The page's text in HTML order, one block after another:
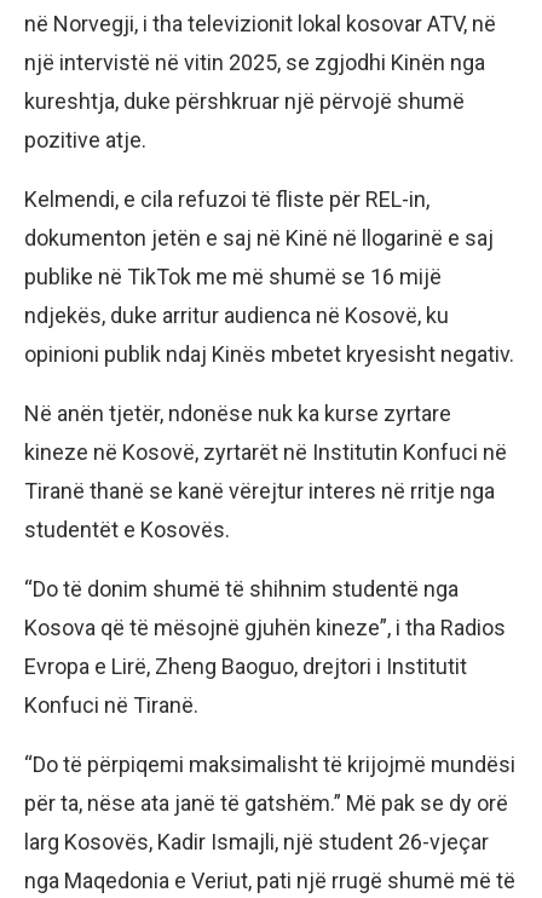
në Norvegji, i tha televizionit lokal kosovar ATV, në
një intervistë në vitin 2025, se zgjodhi Kinën nga
kureshtja, duke përshkruar një përvojë shumë
pozitive atje.
Kelmendi, e cila refuzoi të fliste për REL-in,
dokumenton jetën e saj në Kinë në llogarinë e saj
publike në TikTok me më shumë se 16 mijë
ndjekës, duke arritur audienca në Kosovë, ku
opinioni publik ndaj Kinës mbetet kryesisht negativ.
Në anën tjetër, ndonëse nuk ka kurse zyrtare
kineze në Kosovë, zyrtarët në Institutin Konfuci në
Tiranë thanë se kanë vërejtur interes në rritje nga
studentët e Kosovës.
“Do të donim shumë të shihnim studentë nga
Kosova që të mësojnë gjuhën kineze”, i tha Radios
Evropa e Lirë, Zheng Baoguo, drejtori i Institutit
Konfuci në Tiranë.
“Do të përpiqemi maksimalisht të krijojmë mundësi
për ta, nëse ata janë të gatshëm.” Më pak se dy orë
larg Kosovës, Kadir Ismajli, një student 26-vjeçar
nga Maqedonia e Veriut, pati një rrugë shumë më të